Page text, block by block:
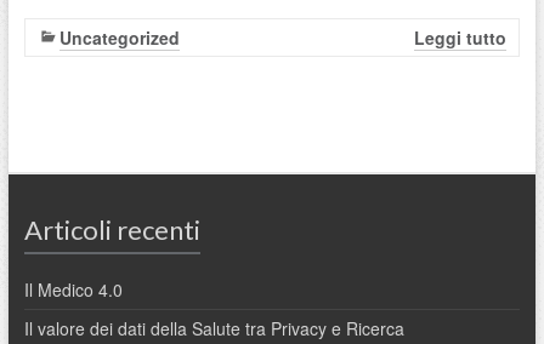
Uncategorized Leggi tutto
Articoli recenti
Il Medico 4.0
Il valore dei dati della Salute tra Privacy e Ricerca